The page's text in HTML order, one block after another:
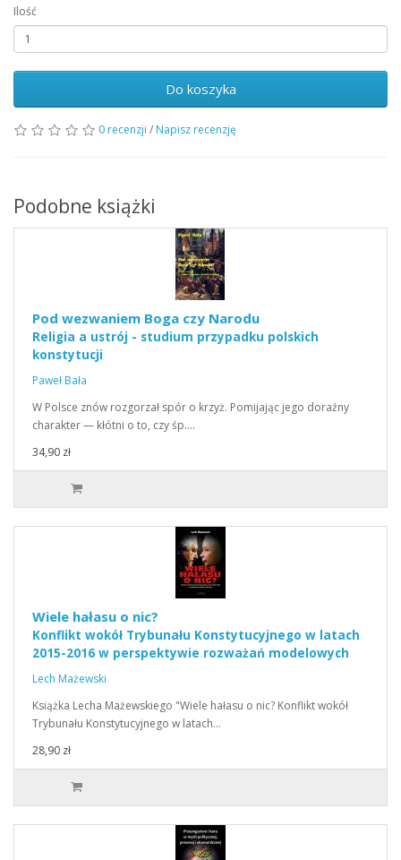
Ilość
Do koszyka
0 recenzji / Napisz recenzję
Podobne książki
Pod wezwaniem Boga czy Narodu
Religia a ustrój - studium przypadku polskich
konstytucji
Paweł Bała
W Polsce znów rozgorzał spór o krzyż. Pomijając jego doraźny
charakter — kłótni o to, czy śp.…
34,90 zł
Wiele hałasu o nic?
Konflikt wokół Trybunału Konstytucyjnego w latach
2015-2016 w perspektywie rozważań modelowych
Lech Mażewski
Książka Lecha Mażewskiego "Wiele hałasu o nic? Konflikt wokół
Trybunału Konstytucyjnego w latach…
28,90 zł